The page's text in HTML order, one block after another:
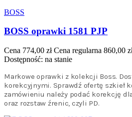
BOSS
BOSS oprawki 1581 PJP
Cena 774,00 zł Cena regularna 860,00
Dostępność: na stanie
Markowe oprawki z kolekcji Boss.
korekcyjnymi. Sprawdź ofertę szkieł
zamówieniu należy podać korekcję
oraz rozstaw źrenic, czyli PD.